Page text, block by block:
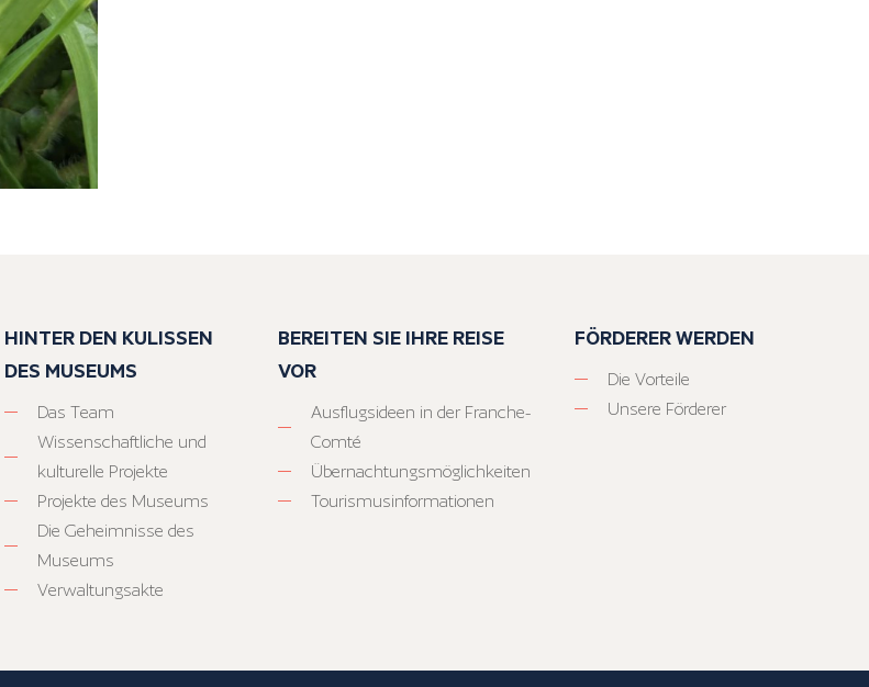
HINTER DEN KULISSEN
DES MUSEUMS
Das Team
Wissenschaftliche und
kulturelle Projekte
Projekte des Museums
Die Geheimnisse des
Museums
Verwaltungsakte
BEREITEN SIE IHRE REISE
VOR
Ausflugsideen in der Franche-
Comté
Übernachtungsmöglichkeiten
Tourismusinformationen
FÖRDERER WERDEN
Die Vorteile
Unsere Förderer